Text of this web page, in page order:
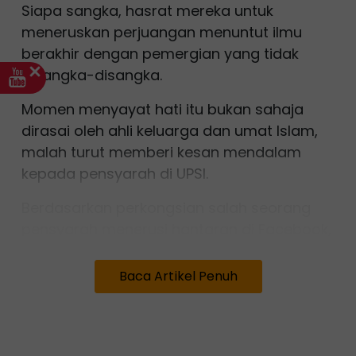
Siapa sangka, hasrat mereka untuk
meneruskan perjuangan menuntut ilmu
berakhir dengan pemergian yang tidak
disangka-disangka.
Momen menyayat hati itu bukan sahaja
dirasai oleh ahli keluarga dan umat Islam,
malah turut memberi kesan mendalam
kepada pensyarah di UPSI.
meluahkan kesedihan mendalam sejurus
menerima perkhabaran duka tersebut.
Baca Artikel Penuh